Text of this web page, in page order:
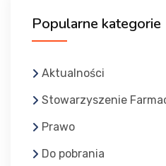
Popularne kategorie
Aktualności
Stowarzyszenie
Prawo
Do pobrania